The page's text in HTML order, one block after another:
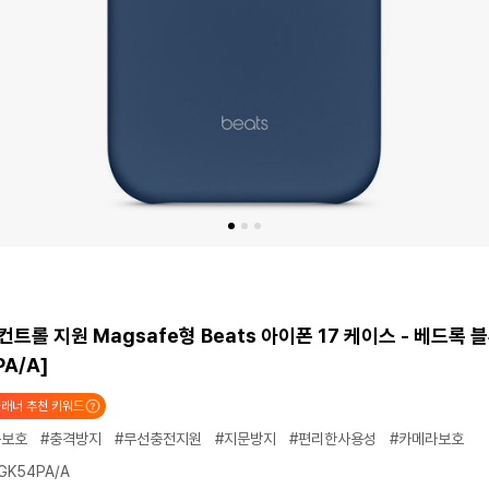
트롤 지원 Magsafe형 Beats 아이폰 17 케이스 - 베드록
A]
너 추천 키워드
호 #충격방지 #무선충전지원 #지문방지 #편리한사용성
#카메라보호
A